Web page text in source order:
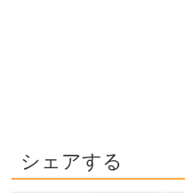
シェアする